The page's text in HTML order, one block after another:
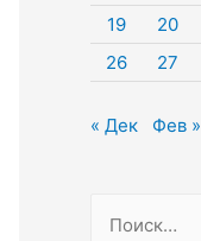
19
20
26
27
« Дек Фев »